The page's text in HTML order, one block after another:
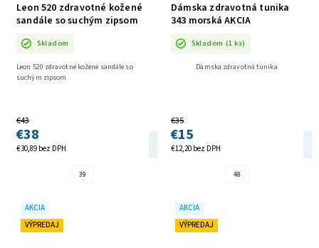
Leon 520 zdravotné kožené
sandále so suchým zipsom
Skladom
€30,89 bez DPH
€43
€38
DETAIL
Leon 520 zdravotné kožené sandále so
suchým zipsom
39
Dámska zdravotná tunika
343 morská AKCIA
Skladom (1 ks)
€12,20 bez DPH
€35
€15
Dámska zdravotná tunika
48
AKCIA
VÝPREDAJ
AKCIA
VÝPREDAJ